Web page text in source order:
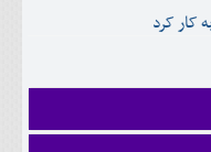
کار کرد